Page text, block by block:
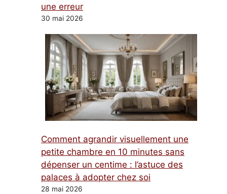
une erreur
30 mai 2026
Comment agrandir visuellement une
petite chambre en 10 minutes sans
dépenser un centime : l’astuce des
palaces à adopter chez soi
28 mai 2026